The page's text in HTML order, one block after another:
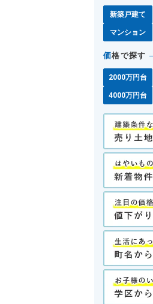
新築戸建て
マンション
価格で探す
2000万円台
4000万円台